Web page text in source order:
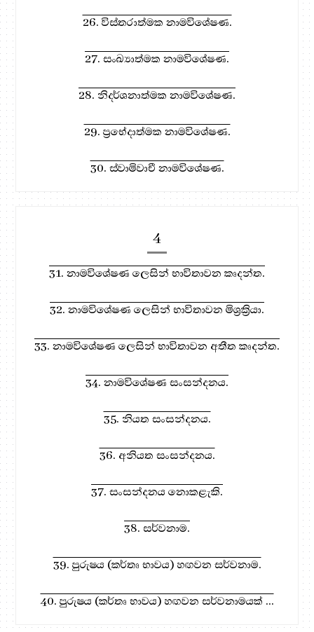
26. විස්තරාත්මක නාමවිශේෂණ.
27. සංඛ්‍යාත්මක නාමවිශේෂණ.
28. නිදර්ශනාත්මක නාමවිශේෂණ.
29. ප්‍රභේදාත්මක නාමවිශේෂණ.
30. ස්වාමිවාචී නාමවිශේෂණ.
4
31. නාමවිශේෂණ ලෙසින් භාවිතාවන කෘදන්ත.
32. නාමවිශේෂණ ලෙසින් භාවිතාවන මිශ්‍රක්‍රියා.
33. නාමවිශේෂණ ලෙසින් භාවිතාවන අතීත කෘදන්ත.
34. නාමවිශේෂණ සංසන්දනය.
35. නියත සංසන්දනය.
36. අනියත සංසන්දනය.
37. සංසන්දනය නොකළැකි.
38. සර්වනාම.
39. පුරුෂය (කර්තෘ භාවය) හඟවන සර්වනාම.
40. පුරුෂය (කර්තෘ භාවය) හඟවන සර්වනාමයක් ...